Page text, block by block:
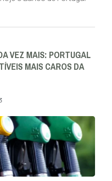
VEZ MAIS: PORTUGAL
MAIS CAROS DA